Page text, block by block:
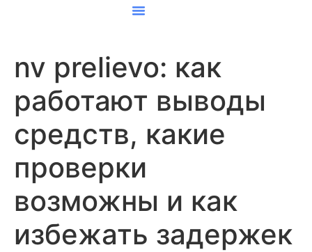
nv prelievo: как
работают выводы
средств, какие
проверки
возможны и как
избежать задержек